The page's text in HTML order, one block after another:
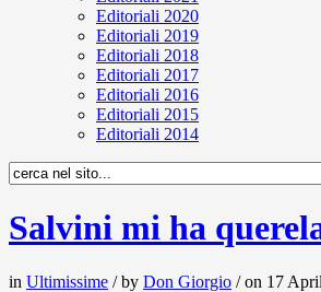
Editoriali 2020
Editoriali 2019
Editoriali 2018
Editoriali 2017
Editoriali 2016
Editoriali 2015
Editoriali 2014
Salvini mi ha
in Ultimissime / by Don Giorgio / on 17